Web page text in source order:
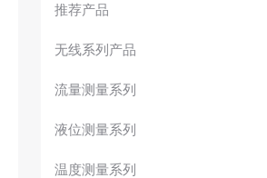
推荐产品
无线系列产品
流量测量系列
液位测量系列
温度测量系列